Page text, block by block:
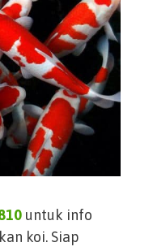
untuk info
koi. Siap